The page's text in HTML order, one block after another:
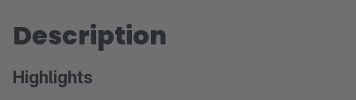
Description
Highlights